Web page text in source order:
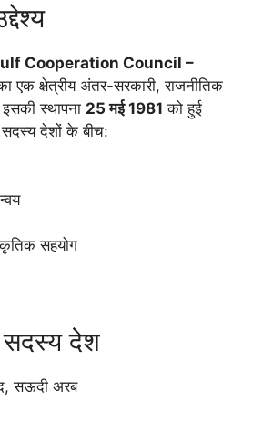
Cooperation Council –
एक क्षेत्रीय अंतर-सरकारी, राजनीतिक
स्थापना 25 मई 1981 को हुई
सदस्य देशों के बीच:
सहयोग
देश
सऊदी अरब